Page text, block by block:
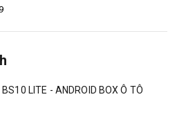
LITE - ANDROID BOX Ô TÔ